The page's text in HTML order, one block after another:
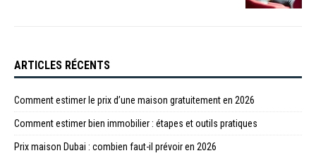
ARTICLES RÉCENTS
Comment estimer le prix d’une maison gratuitement en 2026
Comment estimer bien immobilier : étapes et outils pratiques
Prix maison Dubai : combien faut-il prévoir en 2026